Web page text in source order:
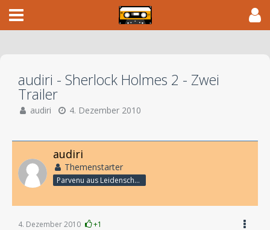
audiri - Sherlock Holmes 2 - Zwei
Trailer
audiri 4. Dezember 2010
audiri
Themenstarter
Parvenu aus Leidenschaft
4. Dezember 2010 +1